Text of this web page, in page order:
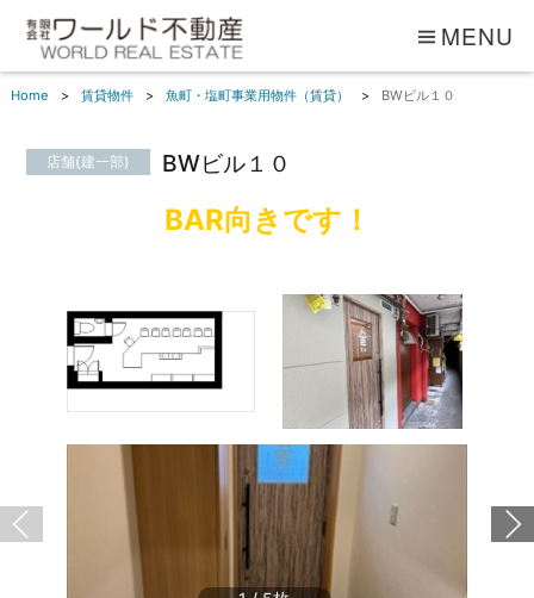
MENU
Home 賃貸物件 魚町・塩町事業用物件（賃貸） BWビル１０
店舗(建一部) BWビル１０
BAR向きです！